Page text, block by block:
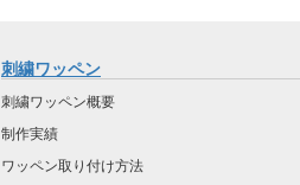
刺繍ワッペン
刺繍ワッペン概要
制作実績
ワッペン取り付け方法